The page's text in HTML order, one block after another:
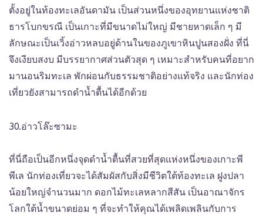
ตั้งอยู่ในท้องทะเลอันดามัน เป็นส่วนหนึ่งของอุทยานแห่งชาติ
ธารโบกขรณี เป็นเกาะที่มีขนาดไม่ใหญ่ มีชายหาดเล็ก ๆ มี
ลักษณะเป็นเวิ้งอ่าวหลบอยู่ด้านในของภูเขาหินปูนสองฝั่ง ที่นี่
จึงเงียบสงบ มีบรรยากาศส่วนตัวสุด ๆ เหมาะสำหรับคนที่อยาก
มานอนริมทะเล พักผ่อนกับธรรมชาติอย่างแท้จริง และนักท่อง
เที่ยวยังสามารถดำน้ำตื้นได้อีกด้วย
30.อ่าวโล๊ะซามะ
ที่นี่ถือเป็นอีกหนึ่งจุดดำน้ำตื้นที่สวยที่สุดแห่งหนึ่งของเกาะพี
พีเล นักท่องเที่ยวจะได้สัมผัสกับสิ่งมีชีวิตใต้ท้องทะเล ฝูงปลา
น้อยใหญ่จำนวนมาก ดอกไม้ทะเลหลากสีสัน เป็นอาณาจักร
โลกใต้น้ำขนาดย่อม ๆ ที่จะทำให้คุณได้เพลิดเพลินกับการ